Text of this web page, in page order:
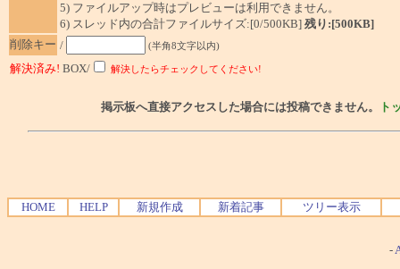
5) ファイルアップ時はプレビューは利用できません。
6) スレッド内の合計ファイルサイズ:[0/500KB] 残り:[500KB]
削除キー / (半角8文字以内)
解決済み! BOX/ 解決したらチェックしてください!
掲示板へ直接アクセスした場合には投稿できません。 ト
HOME HELP 新規作成 新着記事 ツリー表示
-